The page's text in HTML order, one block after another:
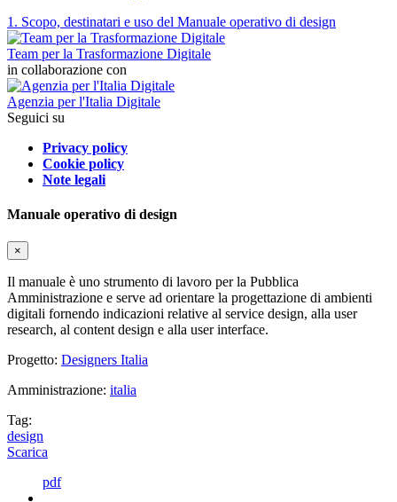
1. Scopo, destinatari e uso del Manuale operativo di design
Team per la Trasformazione Digitale
in collaborazione con
Agenzia per l'Italia Digitale
Seguici su
Privacy policy
Cookie policy
Note legali
Manuale operativo di design
×
Il manuale è uno strumento di lavoro per la Pubblica
Amministrazione e serve ad orientare la progettazione di ambienti
digitali fornendo indicazioni relative al service design, alla user
research, al content design e alla user interface.
Progetto: Designers Italia
Amministrazione: italia
Tag:
design
Scarica
pdf